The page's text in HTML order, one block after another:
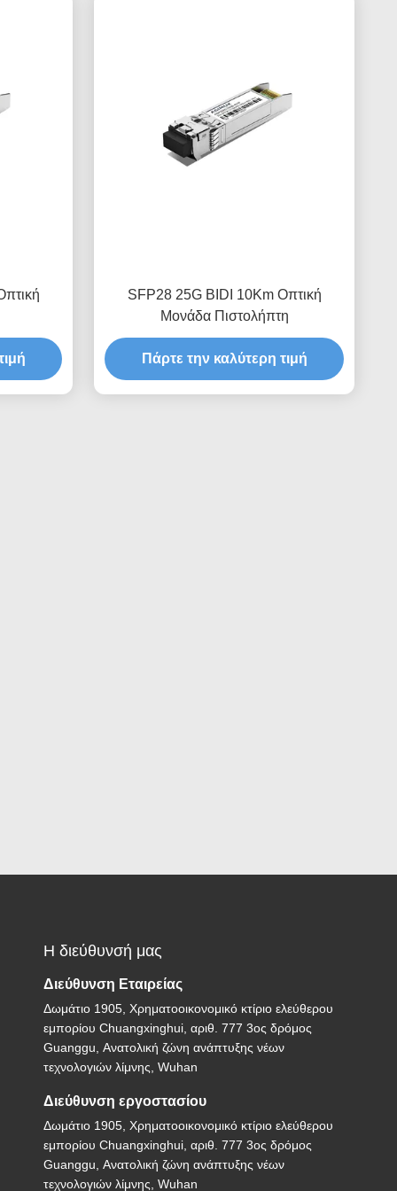
SFP28 25G BIDI 10Km Οπτική
Μονάδα Πιστολήπτη
Πάρτε την καλύτερη τιμή
Η διεύθυνσή μας
Διεύθυνση Εταιρείας
Δωμάτιο 1905, Χρηματοοικονομικό κτίριο ελεύθερου
εμπορίου Chuangxinghui, αριθ. 777 3ος δρόμος
Guanggu, Ανατολική ζώνη ανάπτυξης νέων
τεχνολογιών λίμνης, Wuhan
Διεύθυνση εργοστασίου
Δωμάτιο 1905, Χρηματοοικονομικό κτίριο ελεύθερου
εμπορίου Chuangxinghui, αριθ. 777 3ος δρόμος
Guanggu, Ανατολική ζώνη ανάπτυξης νέων
τεχνολογιών λίμνης, Wuhan